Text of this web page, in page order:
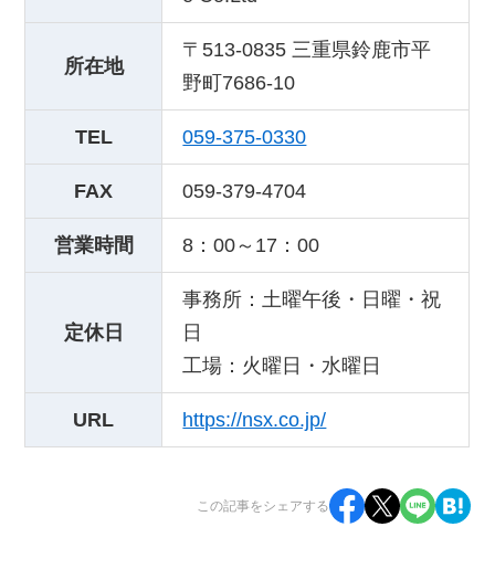
所在地
〒513-0835 三重県鈴鹿市平
野町7686-10
TEL 059-375-0330
FAX 059-379-4704
営業時間 8：00～17：00
定休日
事務所：土曜午後・日曜・祝
日
工場：火曜日・水曜日
URL https://nsx.co.jp/
この記事をシェアする